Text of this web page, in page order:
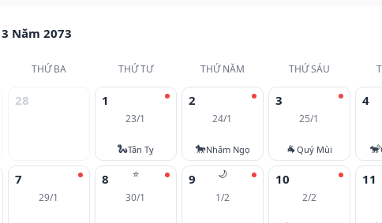
Năm 2073
THỨ BA THỨ TƯ THỨ NĂM THỨ SÁU
28 1
23/1
🐍Tân Tỵ
2
24/1
🐎Nhâm Ngọ
3
25/1
🐐Quý Mùi
4
🐒
7
29/1
⭐
8
30/1
🌙
9
1/2
10
2/2
11